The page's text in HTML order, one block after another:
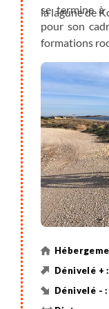
la lagune de
se termine à
pour son
formations